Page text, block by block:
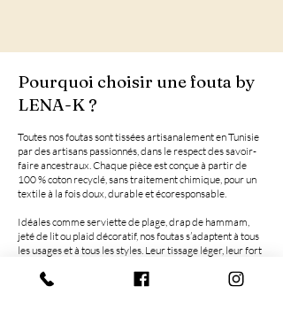
FOUTA NID D’ABEILLE
TRADITIONNELLE 2x2 m
38,00 €
Cabas et Pochette BRONZETTE
Prix
45,00 €
Cabas et Pochette SOLEIL
Prix
45,00 €
POCHETTE BIARRITZ
Prix
12,00 €
FOUTA TRANSAT 2x2 m
Prix
38,00 €
FOUTA TRANSAT
Prix
16,00 €
FOUTA MARIN
Prix
16,00 €
LA FOUTA EPONGE RAYEE
Prix
35,00 €
SOLEIL
Prix
39,00 €
BRONZETTE
Prix
39,00 €
CIAO
Prix
39,00 €
PLOUF
Prix
39,00 €
FOUTA JULIETTE
Prix
29,00 €
FOUTA SANDRA
Prix
29,00 €
FOUTA SOLEIL
Prix
29,00 €
Pourquoi choisir une fouta by
LENA-K ?
Toutes nos foutas sont tissées artisanalement en Tunisie
par des artisans passionnés, dans le respect des savoir-
faire ancestraux. Chaque pièce est conçue à partir de
100 % coton recyclé, sans traitement chimique, pour un
textile à la fois doux, durable et écoresponsable.
Idéales comme serviette de plage, drap de hammam,
jeté de lit ou plaid décoratif, nos foutas s’adaptent à tous
les usages et à tous les styles. Leur tissage léger, leur fort
alternative naturelle à la serviette traditionnelle.